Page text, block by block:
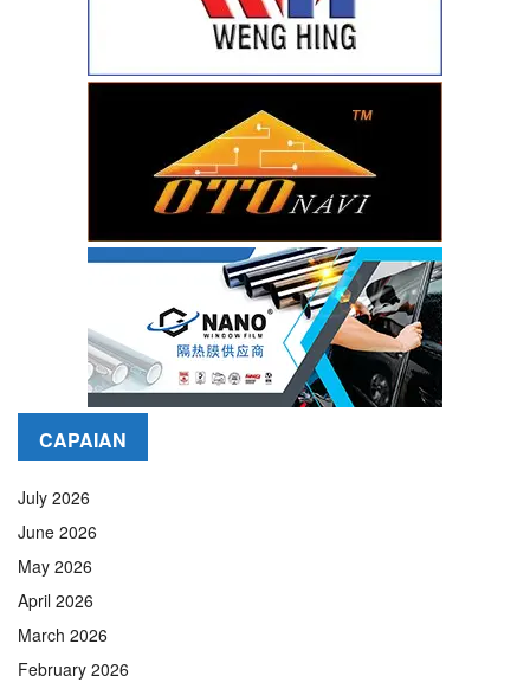
CAPAIAN
July 2026
June 2026
May 2026
April 2026
March 2026
February 2026